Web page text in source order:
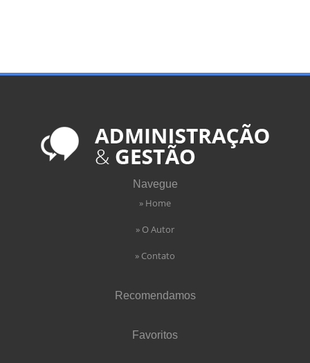
Navegue
» Home
» O Autor
» Contato
Recomendamos
Favoritos